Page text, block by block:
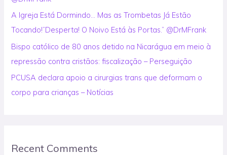
A Igreja Está Dormindo… Mas as Trombetas Já Estão
Tocando!”Desperta! O Noivo Está às Portas.” @DrMFrank
Bispo católico de 80 anos detido na Nicarágua em meio à
repressão contra cristãos: fiscalização – Perseguição
PCUSA declara apoio a cirurgias trans que deformam o
corpo para crianças – Notícias
Recent Comments